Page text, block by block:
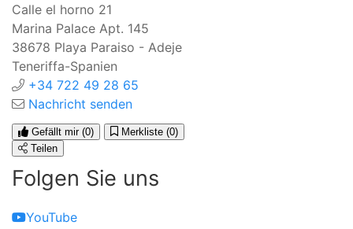
Calle el horno 21
Marina Palace Apt. 145
38678 Playa Paraiso - Adeje
Teneriffa-Spanien
+34 722 49 28 65
Nachricht senden
Gefällt mir (0) Merkliste (0)
Teilen
Folgen Sie uns
YouTube